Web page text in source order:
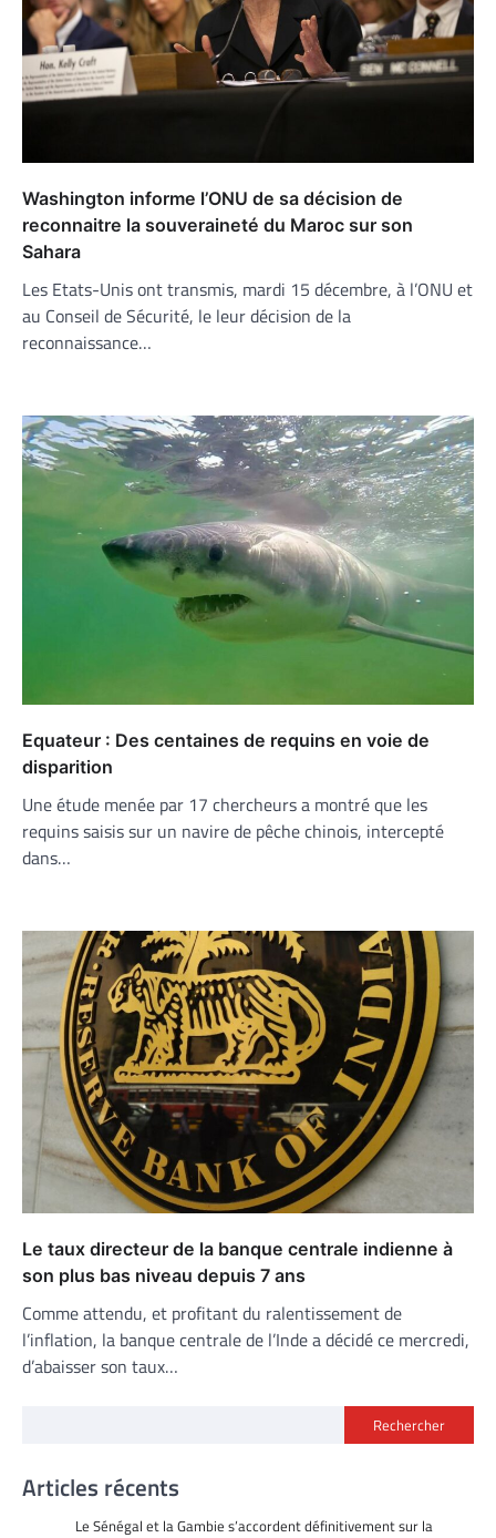
Washington informe l’ONU de sa décision de
reconnaitre la souveraineté du Maroc sur son
Sahara
Les Etats-Unis ont transmis, mardi 15 décembre, à l’ONU et
au Conseil de Sécurité, le leur décision de la
reconnaissance…
Equateur : Des centaines de requins en voie de
disparition
Une étude menée par 17 chercheurs a montré que les
requins saisis sur un navire de pêche chinois, intercepté
dans…
Le taux directeur de la banque centrale indienne à
son plus bas niveau depuis 7 ans
Comme attendu, et profitant du ralentissement de
l’inflation, la banque centrale de l’Inde a décidé ce mercredi,
d’abaisser son taux…
Rechercher
Articles récents
Le Sénégal et la Gambie s’accordent définitivement sur la